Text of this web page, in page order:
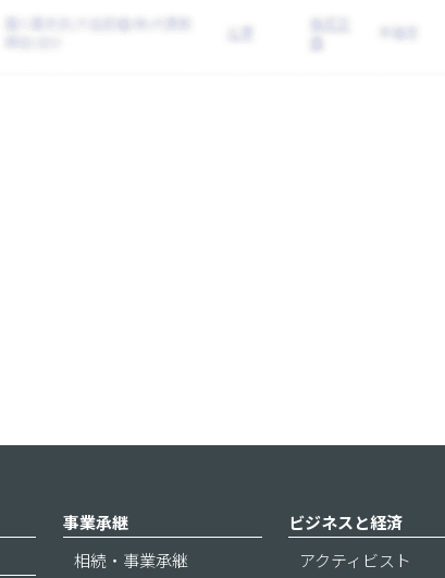
事業承継
相続・事業承継
ビジネスと経済
アクティビスト